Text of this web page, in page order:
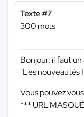
Texte #7
300 mots
Bonjour, il faut
"Les nouveautés
Vous pouvez
*** URL